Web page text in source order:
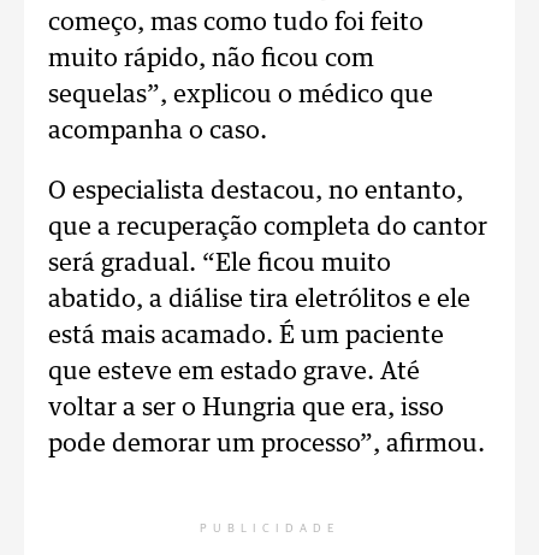
começo, mas como tudo foi feito
muito rápido, não ficou com
sequelas”, explicou o médico que
acompanha o caso.
O especialista destacou, no entanto,
que a recuperação completa do cantor
será gradual. “Ele ficou muito
abatido, a diálise tira eletrólitos e ele
está mais acamado. É um paciente
que esteve em estado grave. Até
voltar a ser o Hungria que era, isso
pode demorar um processo”, afirmou.
PUBLICIDADE